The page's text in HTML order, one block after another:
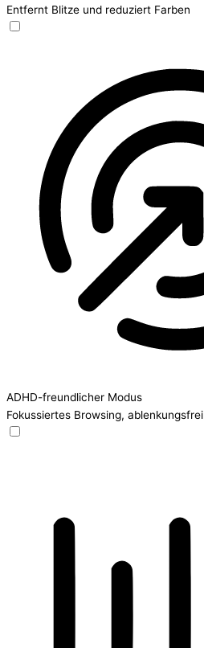
Entfernt Blitze und reduziert Farben
ADHD-freundlicher Modus
Fokussiertes Browsing, ablenkungsfrei